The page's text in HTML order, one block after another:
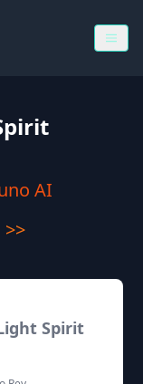
AI
Spirit